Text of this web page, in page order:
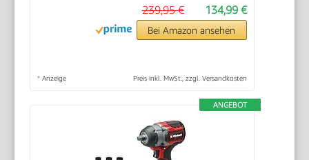
134,99 €
239,95 €
Bei Amazon ansehen
* Anzeige Preis inkl. MwSt., zzgl. Versandkosten
ANGEBOT